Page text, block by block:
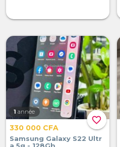
favorite_border
1 année
330 000 CFA
Samsung Galaxy S22 Ultr
a 5g - 128Gb